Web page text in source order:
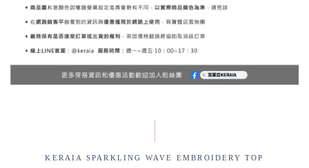
KERAIA SPARKLING WAVE EMBROIDERY TOP